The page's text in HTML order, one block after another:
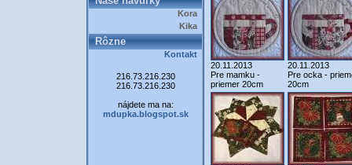
Kora
Kika
Rôzne
Kontakt
216.73.216.230
216.73.216.230
nájdete ma na:
mdupka.blogspot.sk
20.11.2013
Pre mamku -
priemer 20cm
20.11.2013
Pre ocka -
20cm